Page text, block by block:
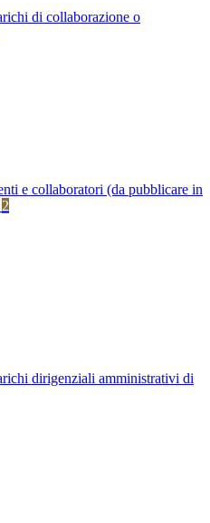
di collaborazione o
e collaboratori (da pubblicare in
2
dirigenziali amministrativi di